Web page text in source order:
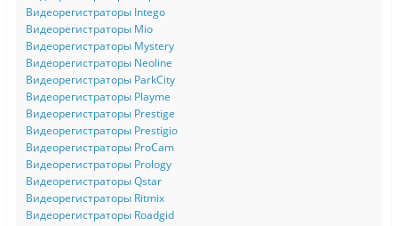
Видеорегистраторы Intego
Видеорегистраторы Mio
Видеорегистраторы Mystery
Видеорегистраторы Neoline
Видеорегистраторы ParkCity
Видеорегистраторы Playme
Видеорегистраторы Prestige
Видеорегистраторы Prestigio
Видеорегистраторы ProCam
Видеорегистраторы Prology
Видеорегистраторы Qstar
Видеорегистраторы Ritmix
Видеорегистраторы Roadgid